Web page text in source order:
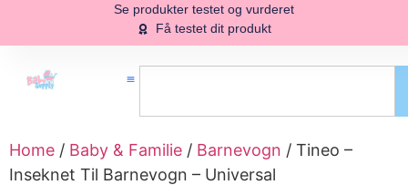
Se produkter testet og vurderet
Få testet dit produkt
Home / Baby & Familie / Barnevogn / Tineo –
Inseknet Til Barnevogn – Universal